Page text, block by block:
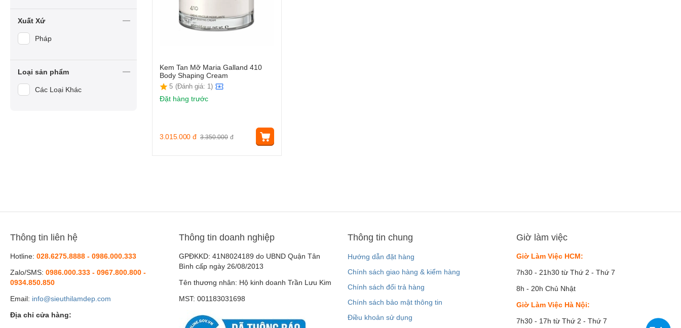
tạp chí thương mại Beauty Forum tổ chức tại Baden (Đức) dưới sự giám sát
Thương hiệu Maria Galland khẳng định bước đột phá vươt bậc trên thị trường
từ liệu pháp mặt nạ nhiệt cứng chuyên biệt.
Đây là liệu pháp sử dụng mặt nạ sinh nhiệt kết hợp với các tác chất có hoạt
tính cao mang đến kết quả mỹ mãn trên bề mặt da và nuôi dưỡng chuyên sâu
Trong suốt lịch sử hình thành và phát triển, liên tục kế thừa những tiến bộ
Kem Tan Mỡ Maria Galland 410
Body Shaping Cream
5 (Đánh giá: 1)
Đặt hàng trước
3.350.000 đ
3.015.000 đ
Xuất Xứ
Pháp
Loại sản phẩm
Các Loại Khác
Thông tin liên hệ
Hotline: 028.6275.8888 - 0986.000.333
Zalo/SMS: 0986.000.333 - 0967.800.800 -
0934.850.850
Email: info@sieuthilamdep.com
Địa chỉ cửa hàng:
Thông tin doanh nghiệp
GPĐKKD: 41N8024189 do UBND Quận Tân
Bình cấp ngày 26/08/2013
Tên thương nhân: Hộ kinh doanh Trần Lưu Kim
MST: 001183031698
Thông tin chung
Hướng dẫn đặt hàng
Chính sách giao hàng & kiểm hàng
Chính sách đổi trả hàng
Chính sách bảo mật thông tin
Điều khoản sử dụng
Giờ làm việc
Giờ Làm Việc HCM:
7h30 - 21h30 từ Thứ 2 - Thứ 7
8h - 20h Chủ Nhật
Giờ Làm Việc Hà Nội:
7h30 - 17h từ Thứ 2 - Thứ 7